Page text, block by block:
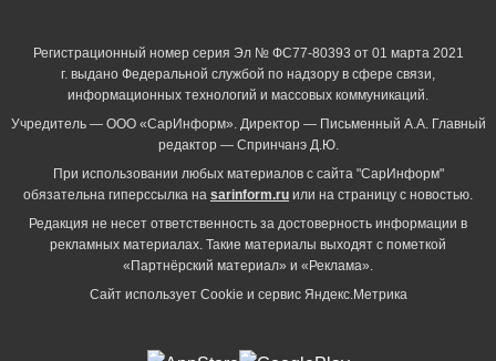
Регистрационный номер серия Эл № ФС77-80393 от 01 марта 2021
г. выдано Федеральной службой по надзору в сфере связи,
информационных технологий и массовых коммуникаций.
Учредитель — ООО «СарИнформ». Директор — Письменный А.А. Главный
редактор — Спринчанэ Д.Ю.
При использовании любых материалов с сайта "СарИнформ"
обязательна гиперссылка на sarinform.ru или на страницу с новостью.
Редакция не несет ответственность за достоверность информации в
рекламных материалах. Такие материалы выходят с пометкой
«Партнёрский материал» и «Реклама».
Сайт использует Cookie и сервиc Яндекс.Метрика